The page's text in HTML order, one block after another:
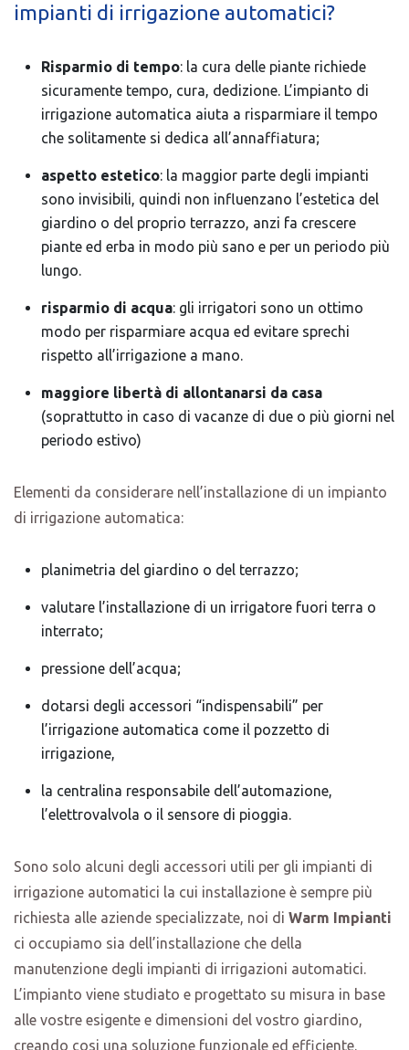
impianti di irrigazione automatici?
Risparmio di tempo: la cura delle piante richiede
sicuramente tempo, cura, dedizione. L’impianto di
irrigazione automatica aiuta a risparmiare il tempo
che solitamente si dedica all’annaffiatura;
aspetto estetico: la maggior parte degli impianti
sono invisibili, quindi non influenzano l’estetica del
giardino o del proprio terrazzo, anzi fa crescere
piante ed erba in modo più sano e per un periodo più
lungo.
risparmio di acqua: gli irrigatori sono un ottimo
modo per risparmiare acqua ed evitare sprechi
rispetto all’irrigazione a mano.
maggiore libertà di allontanarsi da casa
(soprattutto in caso di vacanze di due o più giorni nel
periodo estivo)
Elementi da considerare nell’installazione di un impianto
di irrigazione automatica:
planimetria del giardino o del terrazzo;
valutare l’installazione di un irrigatore fuori terra o
interrato;
pressione dell’acqua;
dotarsi degli accessori “indispensabili” per
l’irrigazione automatica come il pozzetto di
irrigazione,
la centralina responsabile dell’automazione,
l’elettrovalvola o il sensore di pioggia.
Sono solo alcuni degli accessori utili per gli impianti di
irrigazione automatici la cui installazione è sempre più
richiesta alle aziende specializzate, noi di Warm Impianti
ci occupiamo sia dell’installazione che della
manutenzione degli impianti di irrigazioni automatici.
L’impianto viene studiato e progettato su misura in base
alle vostre esigente e dimensioni del vostro giardino,
creando cosi una soluzione funzionale ed efficiente.